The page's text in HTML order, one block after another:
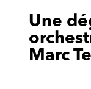
Une
Marc